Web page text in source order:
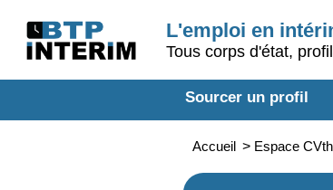
L'emploi en
Tous corps d'état,
Sourcer un profil
Accueil > Espace